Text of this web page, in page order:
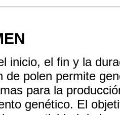
inicio, el fin y la
de polen permite
para la
genético. El